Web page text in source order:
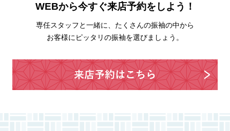
WEBから今すぐ来店予約をしよう！
専任スタッフと一緒に、たくさんの振袖の中から
お客様にピッタリの振袖を選びましょう。